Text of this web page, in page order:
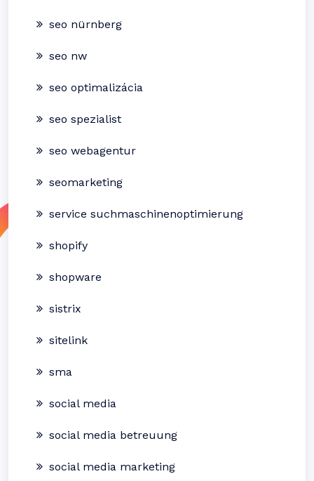
seo nürnberg
seo nw
seo optimalizácia
seo spezialist
seo webagentur
seomarketing
service suchmaschinenoptimierung
shopify
shopware
sistrix
sitelink
sma
social media
social media betreuung
social media marketing